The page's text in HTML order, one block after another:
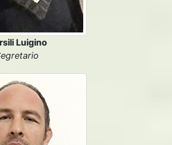
Luigino